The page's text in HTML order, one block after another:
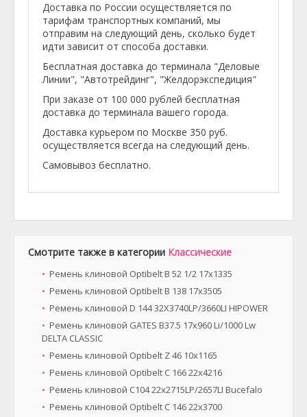
Доставка по России осуществляется по
тарифам транспортных компаний, мы
отправим на следующий день, сколько будет
идти зависит от способа доставки.
Бесплатная доставка до терминала "Деловые
Линии", "Автотрейдинг", "Желдорэкспедиция"
При заказе от 100 000 рублей бесплатная
доставка до терминала вашего города.
Доставка курьером по Москве 350 руб.
осуществляется всегда на следующий день.
Самовывоз бесплатно.
Смотрите также в категории Классические
Ремень клиновой Optibelt B 52 1/2 17x1335
Ремень клиновой Optibelt B 138 17x3505
Ремень клиновой D 144 32X3740LP/3660LI HIPOWER
Ремень клиновой GATES B37.5 17x960 Li/1000 Lw
DELTA CLASSIC
Ремень клиновой Optibelt Z 46 10х1165
Ремень клиновой Optibelt C 166 22x4216
Ремень клиновой C104 22x2715LP/2657LI Bucefalo
Ремень клиновой Optibelt C 146 22x3700